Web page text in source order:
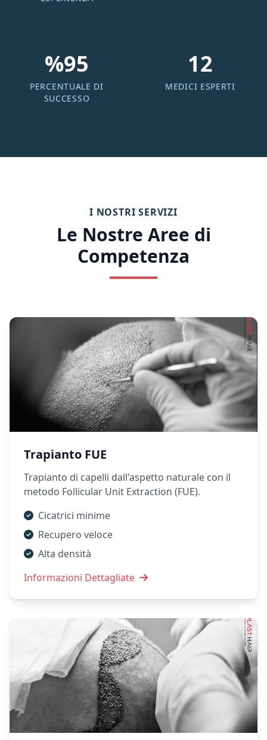
%95
PERCENTUALE DI
SUCCESSO
12
MEDICI ESPERTI
I NOSTRI SERVIZI
Le Nostre Aree di
Competenza
Trapianto FUE
Trapianto di capelli dall'aspetto naturale con il
metodo Follicular Unit Extraction (FUE).
Cicatrici minime
Recupero veloce
Alta densità
Informazioni Dettagliate